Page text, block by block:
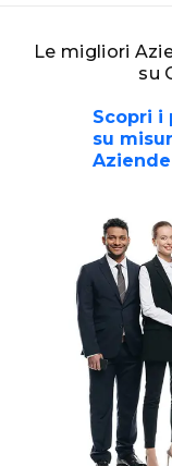
Le migliori
su
Scopri i
su
Aziende